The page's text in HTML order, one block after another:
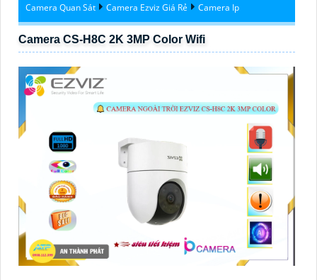
Camera Quan Sát Camera Ezviz Giá Rẻ Camera Ip
Camera CS-H8C 2K 3MP Color Wifi